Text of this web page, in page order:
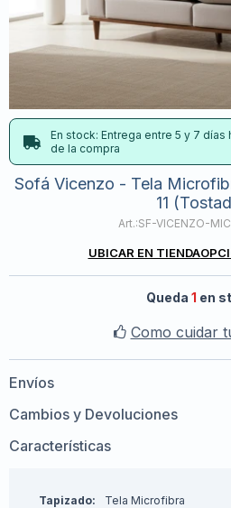
En stock: Entrega entre 5 y 7
de la compra
Sofá Vicenzo - Tela
11
SF-VICENZO-
UBICAR EN TIENDA
Queda 1 en
Como cuidar
Envíos
Cambios y Devoluciones
Características
Tapizado Tela Microfibra